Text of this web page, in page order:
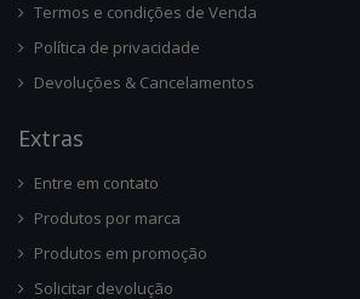
Termos e condições de Venda
Política de privacidade
Devoluções & Cancelamentos
ExtRas
Entre em contato
Produtos por marca
Produtos em promoção
Solicitar devolução